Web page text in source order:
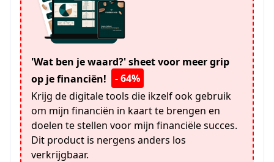
'Wat ben je waard?' sheet voor meer grip
op je financiën!
- 64%
Krijg de digitale tools die ikzelf ook gebruik
om mijn financiën in kaart te brengen en
doelen te stellen voor mijn financiële succes.
Dit product is nergens anders los
verkrijgbaar.